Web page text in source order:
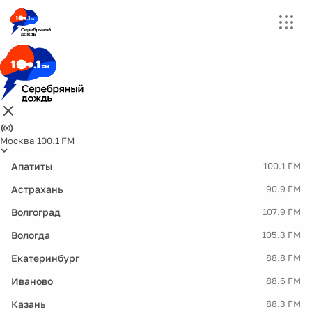
Москва 100.1 FM
Апатиты 100.1 FM
Астрахань 90.9 FM
Волгоград 107.9 FM
Вологда 105.3 FM
Екатеринбург 88.8 FM
Иваново 88.6 FM
Казань 88.3 FM